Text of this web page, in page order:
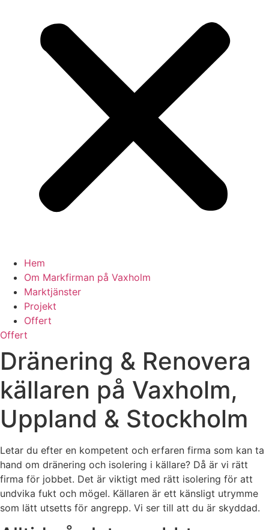
Hem
Om Markfirman på Vaxholm
Marktjänster
Projekt
Offert
Offert
Dränering & Renovera
källaren på Vaxholm,
Uppland & Stockholm
Letar du efter en kompetent och erfaren firma som kan ta
hand om dränering och isolering i källare? Då är vi rätt
firma för jobbet. Det är viktigt med rätt isolering för att
undvika fukt och mögel. Källaren är ett känsligt utrymme
som lätt utsetts för angrepp. Vi ser till att du är skyddad.